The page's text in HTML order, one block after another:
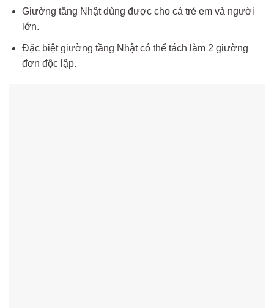
Giường tầng Nhật dùng được cho cả trẻ em và người
lớn.
Đặc biệt giường tầng Nhật có thể tách làm 2 giường
đơn độc lập.